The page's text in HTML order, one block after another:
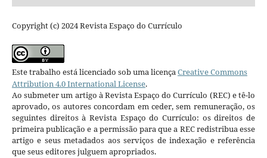
Copyright (c) 2024 Revista Espaço do Currículo
Este trabalho está licenciado sob uma licençaCreative Commons
Attribution 4.0 International License.
Ao submeter um artigo à Revista Espaço do Currículo (REC) e tê-lo
aprovado, os autores concordam em ceder, sem remuneração, os
seguintes direitos à Revista Espaço do Currículo: os direitos de
primeira publicação e a permissão para que a REC redistribua esse
artigo e seus metadados aos serviços de indexação e referência
que seus editores julguem apropriados.